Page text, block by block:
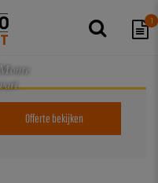
1
Offerte bekijken